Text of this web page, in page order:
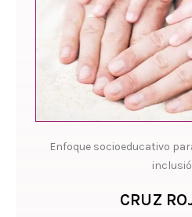
Enfoque socioeducativo
CRUZ